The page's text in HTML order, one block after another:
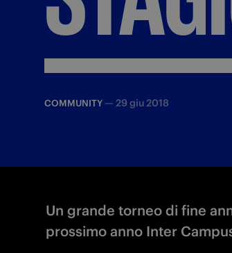
COMMUNITY — 29 giu 2018
Un grande torneo di fine
prossimo anno Inter